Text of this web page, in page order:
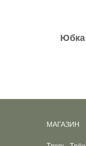
Юбка
МАГАЗИН